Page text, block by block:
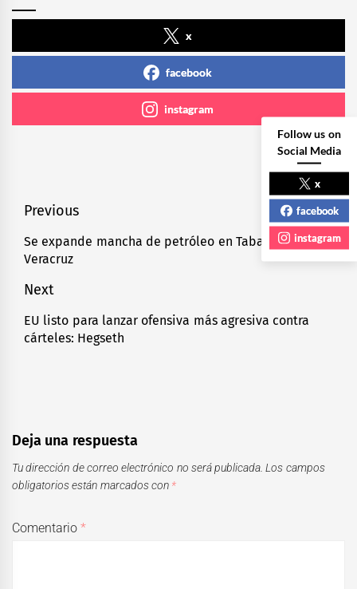
x
facebook
instagram
Navegación
de
entradas
Previous
Previous
post:
Se expande mancha de petróleo en Tabasco y
Veracruz
Next
Next
post:
EU listo para lanzar ofensiva más agresiva contra
cárteles: Hegseth
Deja una respuesta
Tu dirección de correo electrónico no será publicada. Los campos
obligatorios están marcados con *
Comentario*
Follow us on
Social Media
x
facebook
instagram